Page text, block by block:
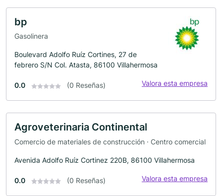
bp
Gasolinera
Boulevard Adolfo Ruíz Cortines, 27 de
febrero S/N Col. Atasta, 86100 Villahermosa
0.0 (0 Reseñas) Valora esta empresa
Agroveterinaria Continental
Comercio de materiales de construcción · Centro comercial
Avenida Adolfo Ruíz Cortinez 220B, 86100 Villahermosa
0.0 (0 Reseñas) Valora esta empresa